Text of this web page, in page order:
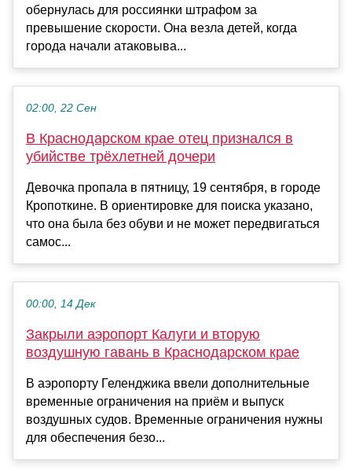
обернулась для россиянки штрафом за
превышение скорости. Она везла детей, когда
города начали атаковыва...
02:00, 22 Сен
В Краснодарском крае отец признался в
убийстве трёхлетней дочери
Девочка пропала в пятницу, 19 сентября, в городе
Кропоткине. В ориентировке для поиска указано,
что она была без обуви и не может передвигаться
самос...
00:00, 14 Дек
Закрыли аэропорт Калуги и вторую
воздушную гавань в Краснодарском крае
В аэропорту Геленджика ввели дополнительные
временные ограничения на приём и выпуск
воздушных судов. Временные ограничения нужны
для обеспечения безо...